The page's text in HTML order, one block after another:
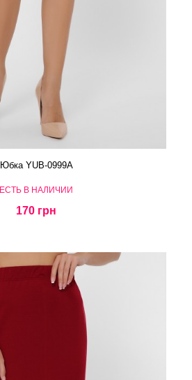
Юбка YUB-0999A
ЕСТЬ В НАЛИЧИИ
170 грн